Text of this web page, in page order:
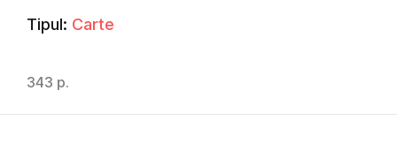
Tipul: Carte
343 p.